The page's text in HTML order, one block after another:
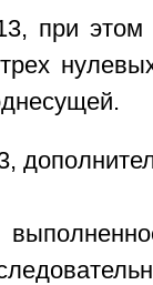
при этом